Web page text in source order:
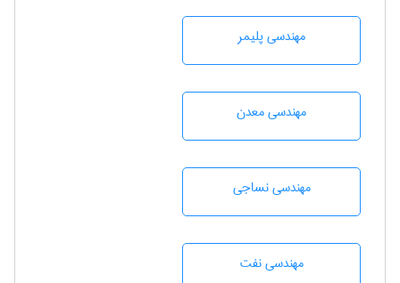
مهندسی پليمر
مهندسی معدن
مهندسي نساجی
مهندسی نفت